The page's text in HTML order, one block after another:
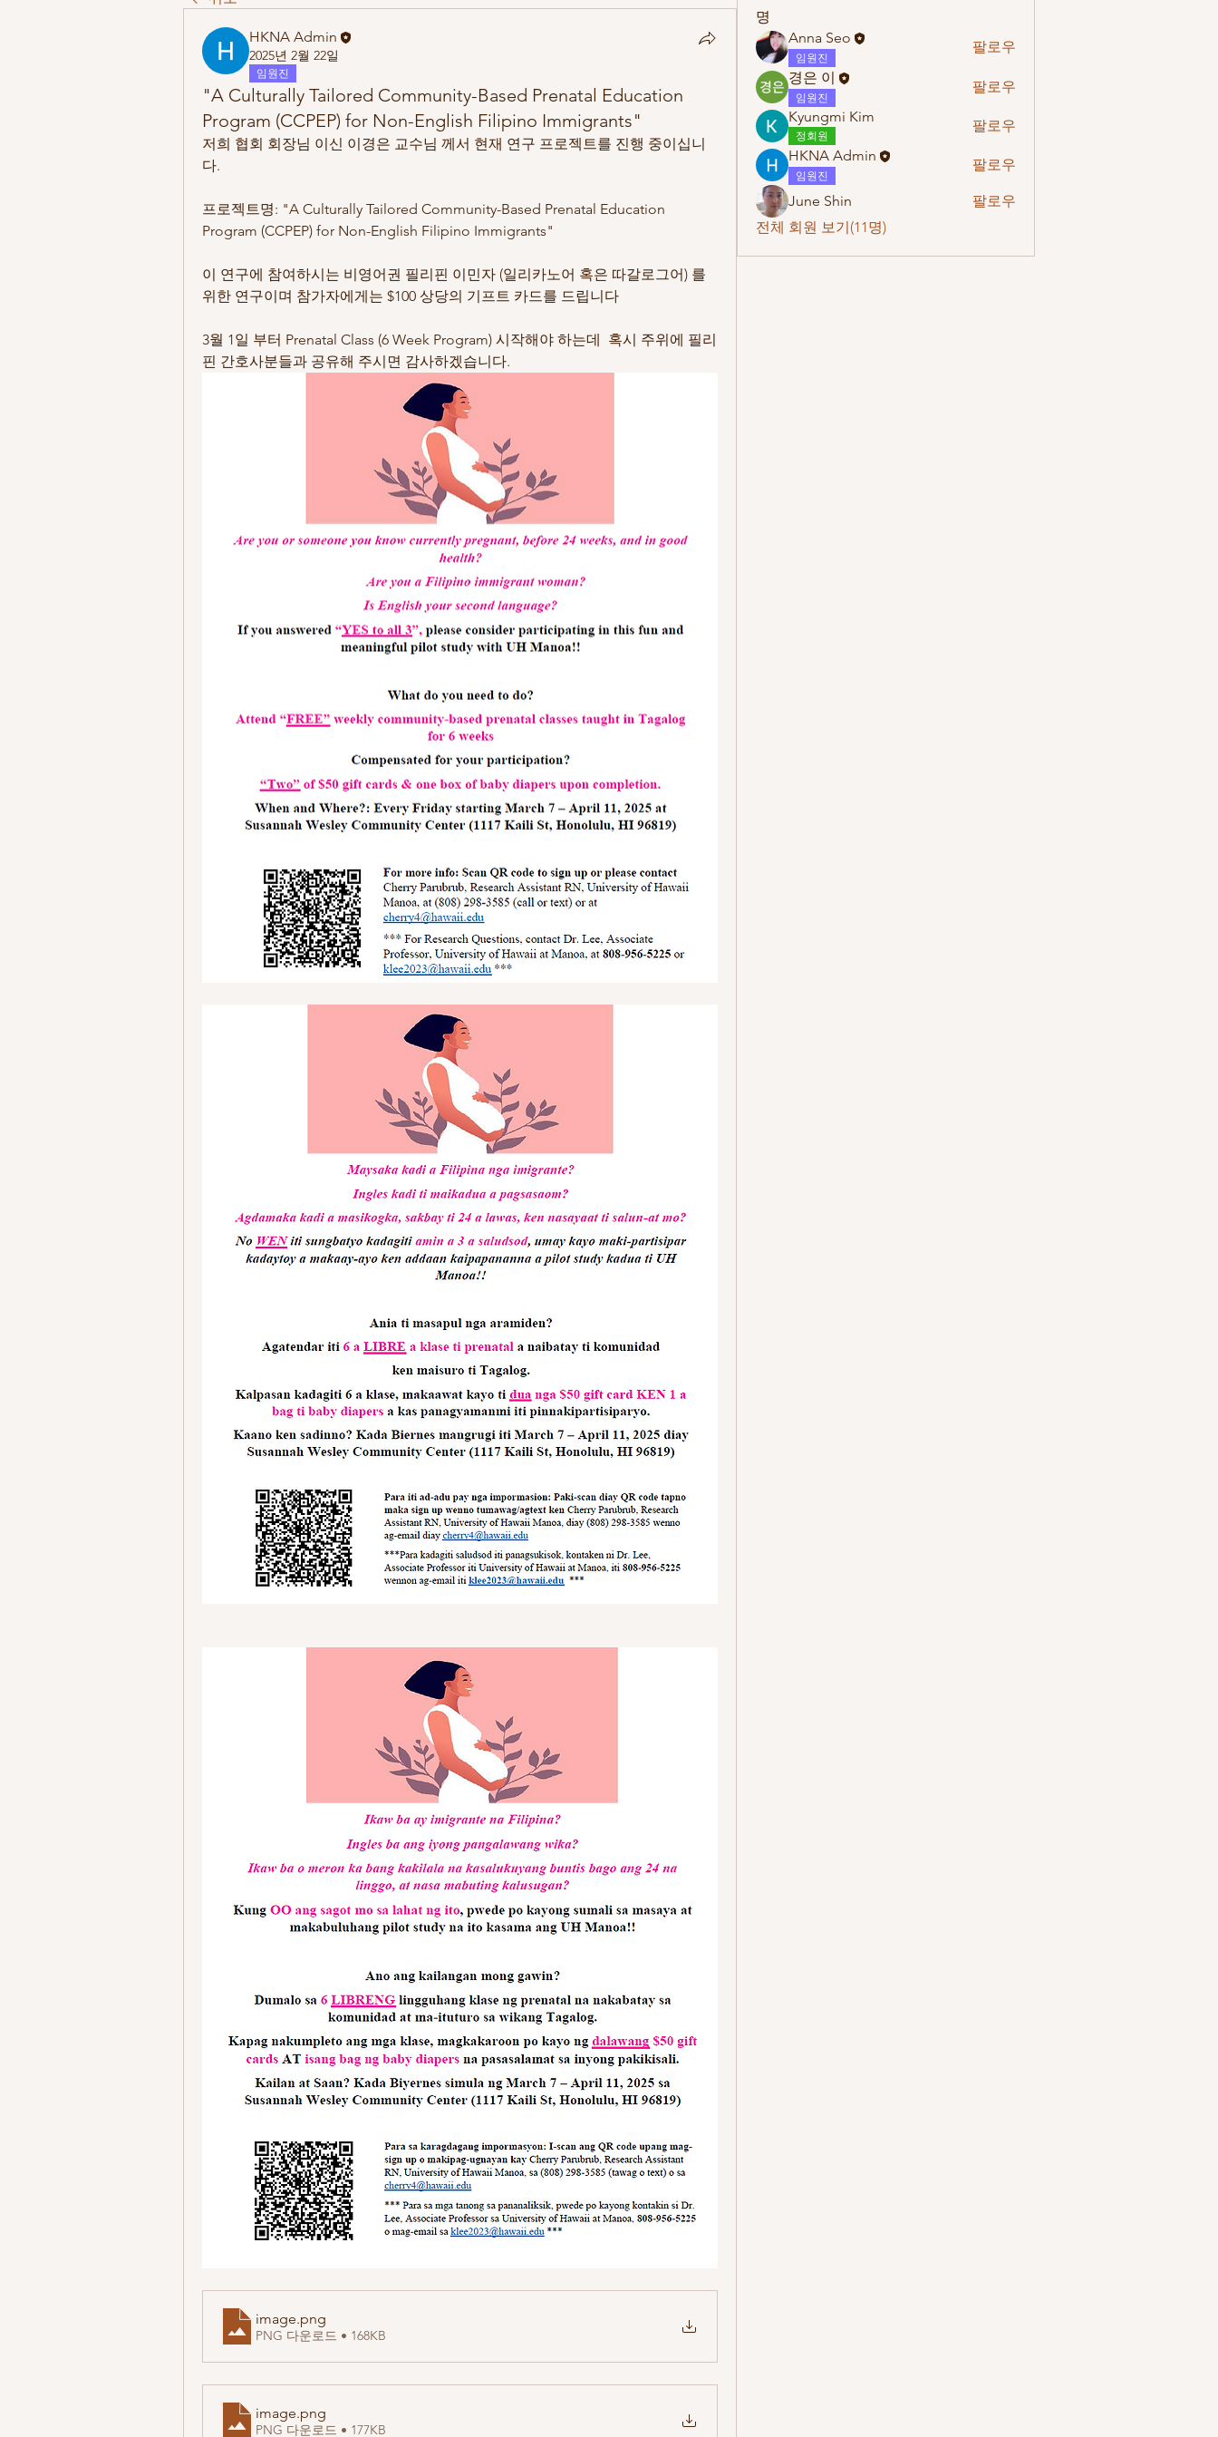
HKNA Admin
2025년 2월 22일
임원진
"A Culturally Tailored Community-Based Prenatal Education
Program (CCPEP) for Non-English Filipino Immigrants"
저희 협회 회장님 이신 이경은 교수님 께서 현재 연구 프로젝트를 진행 중이십니
다.
프로젝트명: "A Culturally Tailored Community-Based Prenatal Education
Program (CCPEP) for Non-English Filipino Immigrants"
이 연구에 참여하시는 비영어권 필리핀 이민자 (일리카노어 혹은 따갈로그어) 를
위한 연구이며 참가자에게는 $100 상당의 기프트 카드를 드립니다
3월 1일 부터 Prenatal Class (6 Week Program) 시작해야 하는데  혹시 주위에 필리
핀 간호사분들과 공유해 주시면 감사하겠습니다.
image.png
PNG 다운로드 • 168KB
image.png
PNG 다운로드 • 177KB
명
Anna Seo
임원진
팔로우
경은 이
임원진
팔로우
Kyungmi Kim
정회원
팔로우
HKNA Admin
임원진
팔로우
June Shin
팔로우
전체 회원 보기(11명)